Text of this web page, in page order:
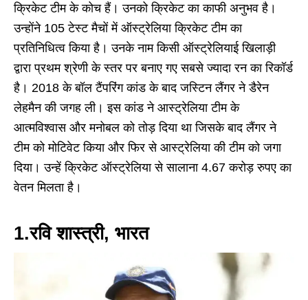
क्रिकेट टीम के कोच हैं। उनको क्रिकेट का काफी अनुभव है।
उन्होंने 105 टेस्ट मैचों में ऑस्ट्रेलिया क्रिकेट टीम का
प्रतिनिधित्व किया है। उनके नाम किसी ऑस्ट्रेलियाई खिलाड़ी
द्वारा प्रथम श्रेणी के स्तर पर बनाए गए सबसे ज्यादा रन का रिकॉर्ड
है। 2018 के बॉल टैंपरिंग कांड के बाद जस्टिन लैंगर ने डैरेन
लेहमैन की जगह ली। इस कांड ने आस्ट्रेलिया टीम के
आत्मविश्वास और मनोबल को तोड़ दिया था जिसके बाद लैंगर ने
टीम को मोटिवेट किया और फिर से आस्ट्रेलिया की टीम को जगा
दिया। उन्हें क्रिकेट ऑस्ट्रेलिया से सालाना 4.67 करोड़ रुपए का
वेतन मिलता है।
1.रवि शास्त्री, भारत